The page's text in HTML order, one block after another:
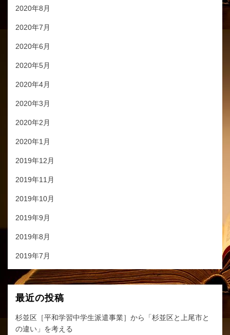
2020年8月
2020年7月
2020年6月
2020年5月
2020年4月
2020年3月
2020年2月
2020年1月
2019年12月
2019年11月
2019年10月
2019年9月
2019年8月
2019年7月
最近の投稿
杉並区［平和学習中学生派遣事業］から「杉並区と上尾市と
の違い」を考える